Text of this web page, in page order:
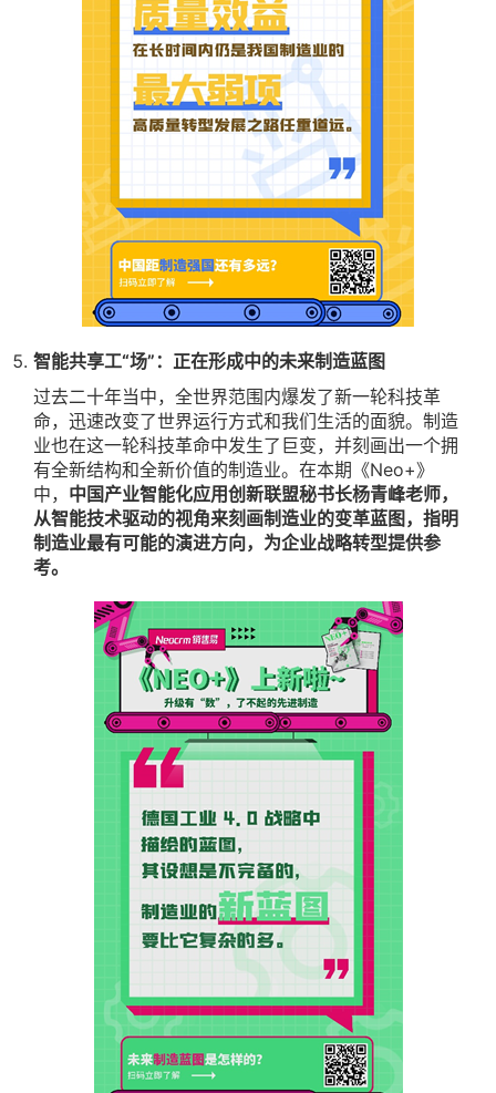
智能共享工“场”：正在形成中的未来制造蓝图
过去二十年当中，全世界范围内爆发了新一轮科技革
命，迅速改变了世界运行方式和我们生活的面貌。制造
业也在这一轮科技革命中发生了巨变，并刻画出一个拥
有全新结构和全新价值的制造业。在本期《Neo+》
中， 中国产业智能化应用创新联盟秘书长杨青峰老师，
从智能技术驱动的视角来刻画制造业的变革蓝图，指明
制造业最有可能的演进方向，为企业战略转型提供参
考。